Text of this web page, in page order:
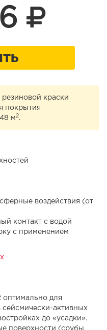
краски
покрытия
м2.
воздействия (от
контакт с водой
с применением
оптимально для
активных
до «усадки».
поверхности (срубы,